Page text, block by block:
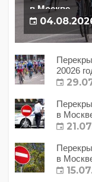
в Москве
20026
в
в